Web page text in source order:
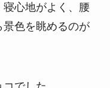
寝心地がよく、腰
色を眺めるのが